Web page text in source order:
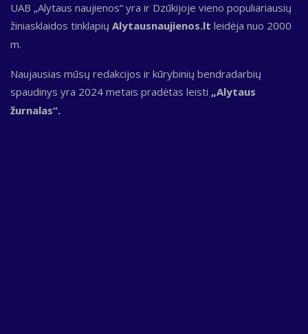
UAB „Alytaus naujienos“ yra ir Dzūkijoje vieno populiariausių
žiniasklaidos tinklapių Alytausnaujienos.lt leidėja nuo 2000
m.
Naujausias mūsų redakcijos ir kūrybinių bendradarbių
spaudinys yra 2024 metais pradėtas leisti „Alytaus
žurnalas“.